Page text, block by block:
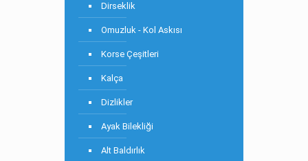
Dirseklik
Omuzluk - Kol Askısı
Korse Çeşitleri
Kalça
Dizlikler
Ayak Bilekliği
Alt Baldırlık